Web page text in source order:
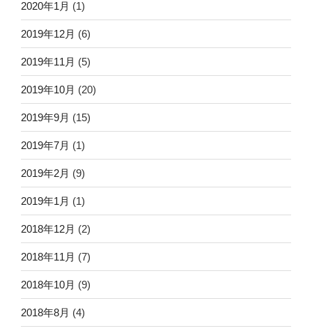
2020年1月 (1)
2019年12月 (6)
2019年11月 (5)
2019年10月 (20)
2019年9月 (15)
2019年7月 (1)
2019年2月 (9)
2019年1月 (1)
2018年12月 (2)
2018年11月 (7)
2018年10月 (9)
2018年8月 (4)